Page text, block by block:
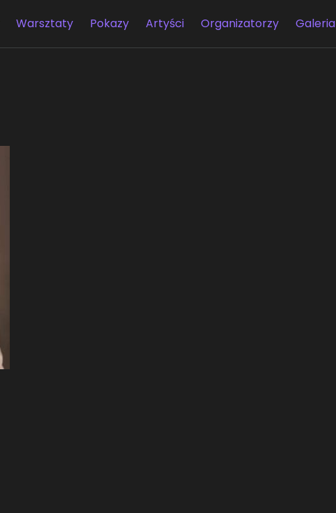
Warsztaty Pokazy Artyści Organizatorzy Galeria